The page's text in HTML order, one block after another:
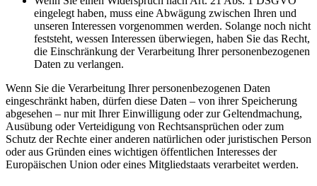
eingelegt haben, muss eine Abwägung zwischen Ihren und
unseren Interessen vorgenommen werden. Solange noch nicht
feststeht, wessen Interessen überwiegen, haben Sie das Recht,
die Einschränkung der Verarbeitung Ihrer personenbezogenen
Daten zu verlangen.
Wenn Sie die Verarbeitung Ihrer personenbezogenen Daten
eingeschränkt haben, dürfen diese Daten – von ihrer Speicherung
abgesehen – nur mit Ihrer Einwilligung oder zur Geltendmachung,
Ausübung oder Verteidigung von Rechtsansprüchen oder zum
Schutz der Rechte einer anderen natürlichen oder juristischen Person
oder aus Gründen eines wichtigen öffentlichen Interesses der
Europäischen Union oder eines Mitgliedstaats verarbeitet werden.